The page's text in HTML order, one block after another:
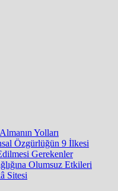
Yolları
Özgürlüğün 9 İlkesi
Gerekenler
Olumsuz Etkileri
Sitesi